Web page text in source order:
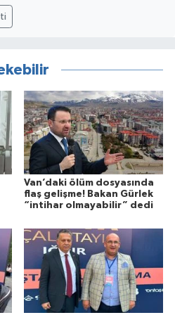
Van’daki ölüm dosyasında
flaş gelişme! Bakan Gürlek
“intihar olmayabilir” dedi